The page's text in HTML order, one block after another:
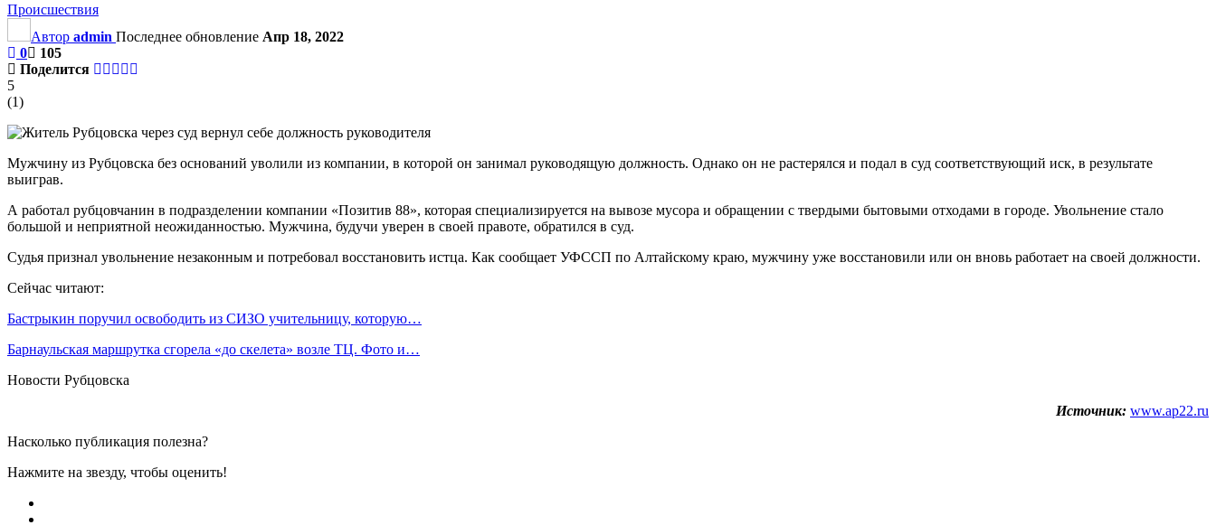
Происшествия
Автор admin Последнее обновление Апр 18, 2022
0
105
Поделится
5
(1)
Мужчину из Рубцовска без оснований уволили из компании, в которой он занимал руководящую должность. Однако он не растерялся и подал в суд соответствующий иск, в результате
выиграв.
А работал рубцовчанин в подразделении компании «Позитив 88», которая специализируется на вывозе мусора и обращении с твердыми бытовыми отходами в городе. Увольнение стало
большой и неприятной неожиданностью. Мужчина, будучи уверен в своей правоте, обратился в суд.
Судья признал увольнение незаконным и потребовал восстановить истца. Как сообщает УФССП по Алтайскому краю, мужчину уже восстановили или он вновь работает на своей должности.
Сейчас читают:
Бастрыкин поручил освободить из СИЗО учительницу, которую…
Барнаульская маршрутка сгорела «до скелета» возле ТЦ. Фото и…
Новости Рубцовска
Источник: www.ap22.ru
Насколько публикация полезна?
Нажмите на звезду, чтобы оценить!